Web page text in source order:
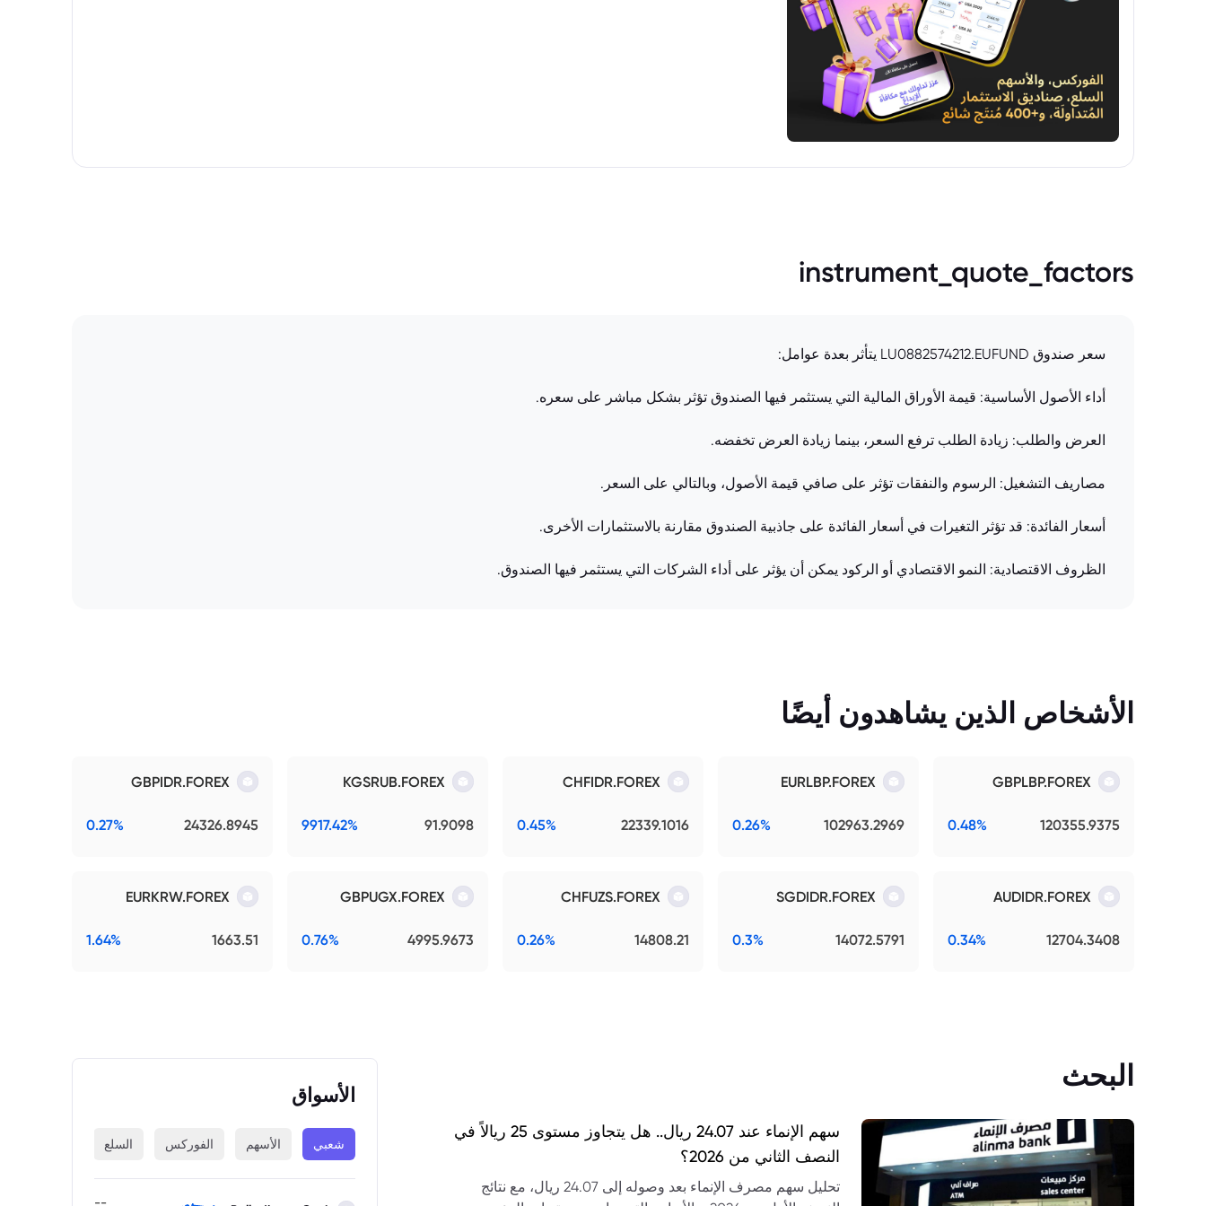
instrument_quote_factors
سعر صندوق LU0882574212.EUFUND يتأثر بعدة عوامل:
أداء الأصول الأساسية: قيمة الأوراق المالية التي يستثمر فيها الصندوق تؤثر بشكل مباشر على سعره.
العرض والطلب: زيادة الطلب ترفع السعر، بينما زيادة العرض تخفضه.
مصاريف التشغيل: الرسوم والنفقات تؤثر على صافي قيمة الأصول، وبالتالي على السعر.
أسعار الفائدة: قد تؤثر التغيرات في أسعار الفائدة على جاذبية الصندوق مقارنة بالاستثمارات الأخرى.
الظروف الاقتصادية: النمو الاقتصادي أو الركود يمكن أن يؤثر على أداء الشركات التي يستثمر فيها الصندوق.
الأشخاص الذين يشاهدون أيضًا
GBPLBP.FOREX
120355.9375
0.48%
EURLBP.FOREX
102963.2969
0.26%
CHFIDR.FOREX
22339.1016
0.45%
KGSRUB.FOREX
91.9098
9917.42%
GBPIDR.FOREX
24326.8945
0.27%
AUDIDR.FOREX
12704.3408
0.34%
SGDIDR.FOREX
14072.5791
0.3%
CHFUZS.FOREX
14808.21
0.26%
GBPUGX.FOREX
4995.9673
0.76%
EURKRW.FOREX
1663.51
1.64%
البحث
سهم الإنماء عند 24.07 ريال.. هل يتجاوز مستوى 25 ريالاً في
النصف الثاني من 2026؟
تحليل سهم مصرف الإنماء بعد وصوله إلى 24.07 ريال، مع نتائج
الأسواق
شعبي الأسهم الفوركس السلع
--